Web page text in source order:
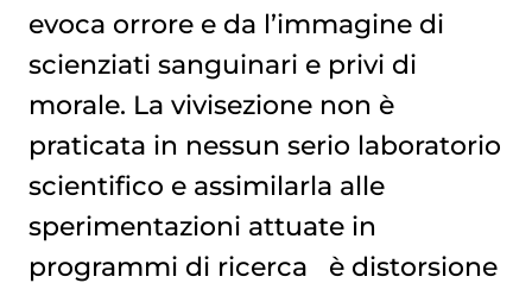
evoca orrore e da l’immagine di
scienziati sanguinari e privi di
morale. La vivisezione non è
praticata in nessun serio laboratorio
scientifico e assimilarla alle
sperimentazioni attuate in
programmi di ricerca è distorsione